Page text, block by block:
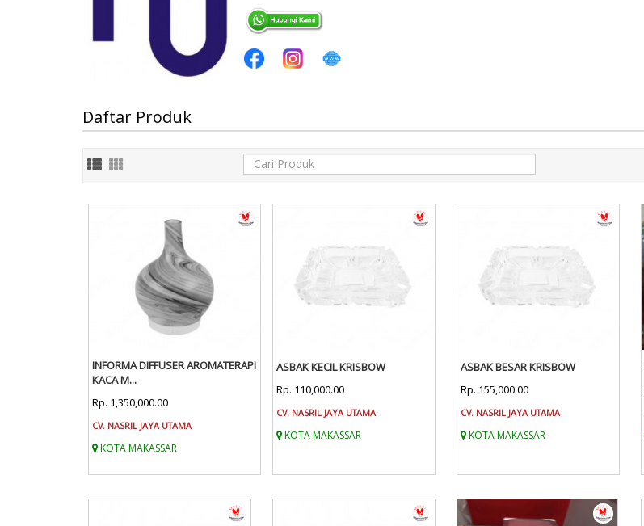
Daftar Produk
INFORMA DIFFUSER AROMATERAPI
KACA M...
Rp. 1,350,000.00
CV. NASRIL JAYA UTAMA
KOTA MAKASSAR
ASBAK KECIL KRISBOW
Rp. 110,000.00
CV. NASRIL JAYA UTAMA
KOTA MAKASSAR
ASBAK BESAR KRISBOW
Rp. 155,000.00
CV. NASRIL JAYA UTAMA
KOTA MAKASSAR